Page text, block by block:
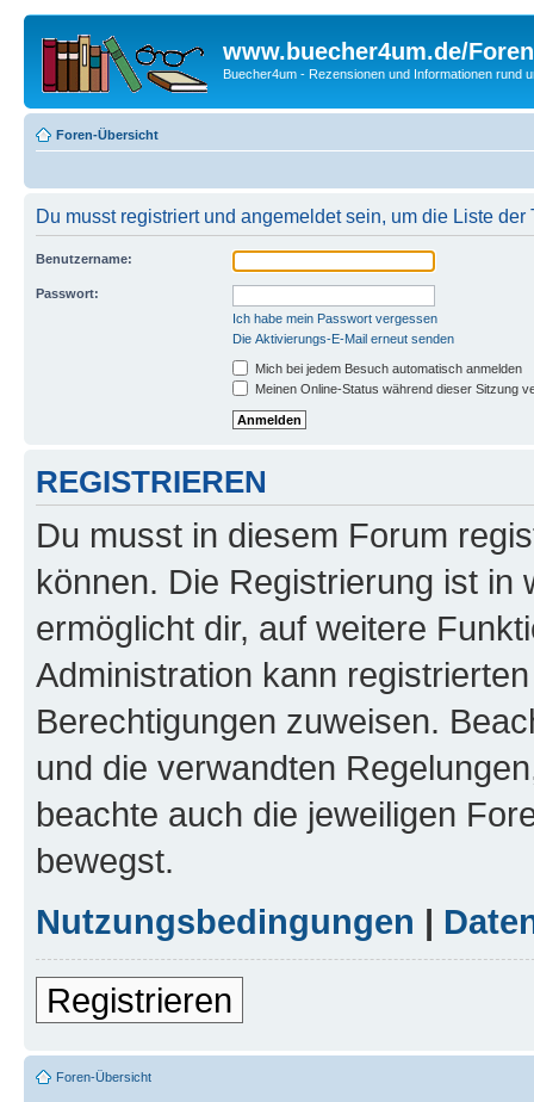
www.buecher4um.de/Foren
Buecher4um - Rezensionen und Informationen rund
Foren-Übersicht
Du musst registriert und angemeldet sein, um die Liste
Benutzername:
Passwort:
Ich habe mein Passwort vergessen
Die Aktivierungs-E-Mail erneut senden
Mich bei jedem Besuch automatisch anmelden
Meinen Online-Status während dieser Sitzung
REGISTRIEREN
Du musst in diesem Forum
können. Die Registrierung ist in
ermöglicht dir, auf weitere
Administration kann
Berechtigungen zuweisen.
und die verwandten
beachte auch die jeweiligen
bewegst.
Nutzungsbedingungen |
Registrieren
Foren-Übersicht